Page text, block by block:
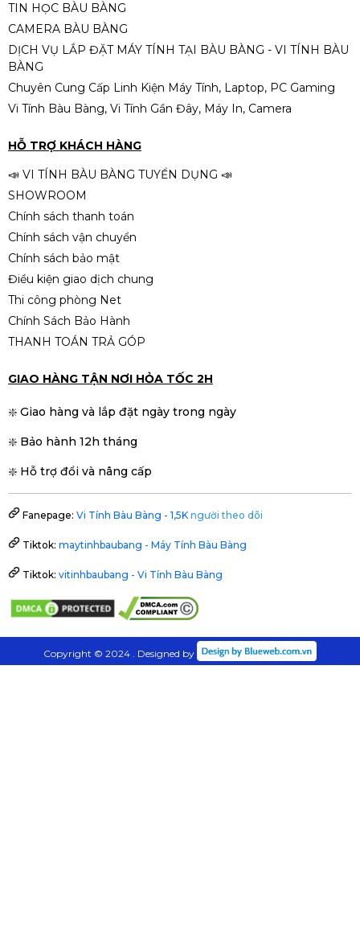
TIN HỌC BÀU BÀNG
CAMERA BÀU BÀNG
DỊCH VỤ LẮP ĐẶT MÁY TÍNH TẠI BÀU BÀNG - VI TÍNH BÀU
BÀNG
Chuyên Cung Cấp Linh Kiện Máy Tính, Laptop, PC Gaming
Vi Tính Bàu Bàng, Vi Tính Gần Đây, Máy In, Camera
HỖ TRỢ KHÁCH HÀNG
📣 VI TÍNH BÀU BÀNG TUYỂN DỤNG 📣
SHOWROOM
Chính sách thanh toán
Chính sách vận chuyển
Chính sách bảo mật
Điều kiện giao dịch chung
Thi công phòng Net
Chính Sách Bảo Hành
THANH TOÁN TRẢ GÓP
GIAO HÀNG TẬN NƠI HỎA TỐC 2H
❇️ Giao hàng và lắp đặt ngày trong ngày
❇️ Bảo hành 12h tháng
❇️ Hỗ trợ đổi và nâng cấp
Fanepage: Vi Tính Bàu Bàng - 1,5K người theo dõi
Tiktok: maytinhbaubang - Máy Tính Bàu Bàng
Tiktok: vitinhbaubang - Vi Tính Bàu Bàng
Copyright © 2024 . Designed by